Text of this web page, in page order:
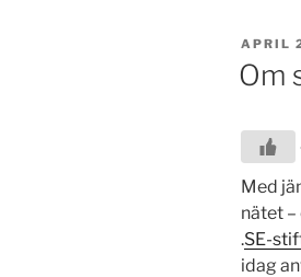
APRIL
Om
Med
nätet
.SE-
idag